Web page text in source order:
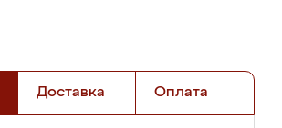
Доставка Оплата